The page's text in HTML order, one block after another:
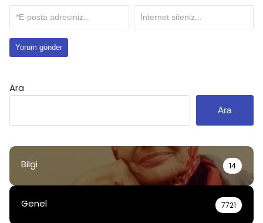
Ara
Ara
Bilgi 14
Genel 7721